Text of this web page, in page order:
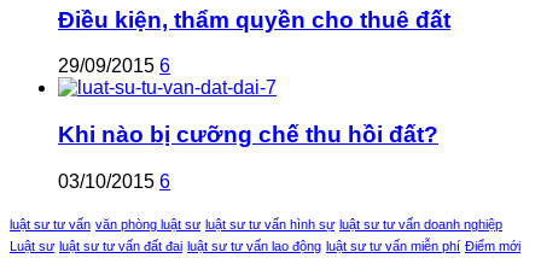
Điều kiện, thẩm quyền cho thuê đất
29/09/2015 6
Khi nào bị cưỡng chế thu hồi đất?
03/10/2015 6
luật sư tư vấn văn phòng luật sư luật sư tư vấn hình sự luật sư tư vấn doanh nghiệp
Luật sư luật sư tư vấn đất đai luật sư tư vấn lao động luật sư tư vấn miễn phí Điểm mới